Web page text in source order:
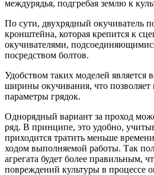
междурядья, подгребая землю к
По сути, двухрядный окучиватель
кронштейна, которая крепится к
окучивателями,
посредством болтов.
Удобством таких моделей является
ширины окучивания, что
параметры грядок.
Однорядный вариант за проход
ряд. В принципе, это удобно,
приходится тратить меньше
ходом выполняемой работы. Так
агрегата будет более правильным,
повреждений культуры в процессе